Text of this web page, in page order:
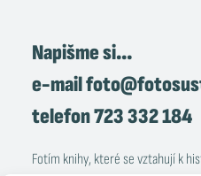
Napišme si…
e-mail
telefon723 332 184
Fotím knihy, které se vztahují k